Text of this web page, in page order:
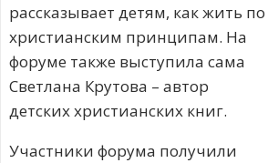
рассказывает детям, как жить по
христианским принципам. На
форуме также выступила сама
Светлана Крутова – автор
детских христианских книг.
Участники форума получили